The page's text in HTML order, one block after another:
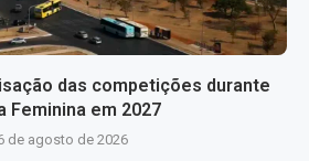
das competições durante
Feminina em 2027
de agosto de 2026